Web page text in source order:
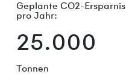
Geplante CO2-Ersparnis
pro Jahr:
25.000
Tonnen